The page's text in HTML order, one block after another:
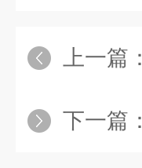
上一篇：
下一篇：